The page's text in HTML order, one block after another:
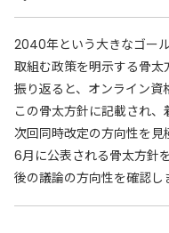
2040年という大きなゴー
取組む政策を明示する骨太
振り返ると、オンライン
この骨太方針に記載され、
次回同時改定の方向性を見
6月に公表される骨太方針
後の議論の方向性を確認し